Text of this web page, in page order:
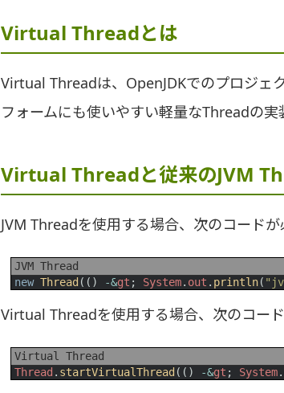
Virtual Threadとは
Virtual Threadは、OpenJDKでのプロジェ
フォームにも使いやすい軽量なThreadの実
Virtual Threadと従来のJVM
JVM Threadを使用する場合、次のコードが
JVM Thread
new Thread ( ( ) -&gt ; System. out . println(
Virtual Threadを使用する場合、次のコード
Virtual Thread
Thread . startVirtualThread( ( ) -&gt ; System.